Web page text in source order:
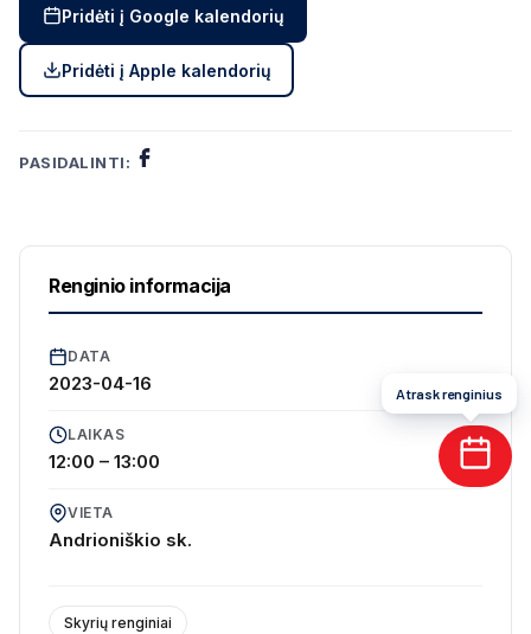
Pridėti į Google kalendorių
Pridėti į Apple kalendorių
PASIDALINTI:
Renginio informacija
DATA
2023-04-16
LAIKAS
12:00 – 13:00
VIETA
Andrioniškio sk.
Skyrių renginiai
Atrask renginius